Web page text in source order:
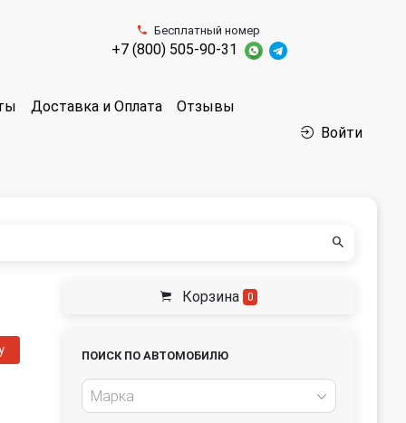
Бесплатный номер
+7 (800) 505-90-31
Доставка и Оплата Отзывы
Войти
Корзина 0
ПОИСК ПО АВТОМОБИЛЮ
Марка